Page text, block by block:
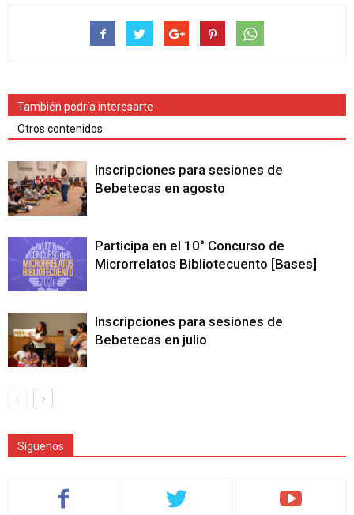
También podría interesarte
Otros contenidos
Inscripciones para sesiones de
Bebetecas en agosto
Participa en el 10° Concurso de
Microrrelatos Bibliotecuento [Bases]
Inscripciones para sesiones de
Bebetecas en julio
Síguenos